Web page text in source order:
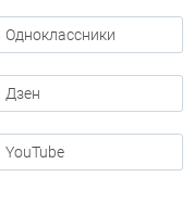
Одноклассники
Дзен
YouTube